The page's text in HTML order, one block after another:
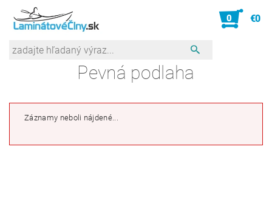
0 €0
Pevná podlaha
Záznamy neboli nájdené...